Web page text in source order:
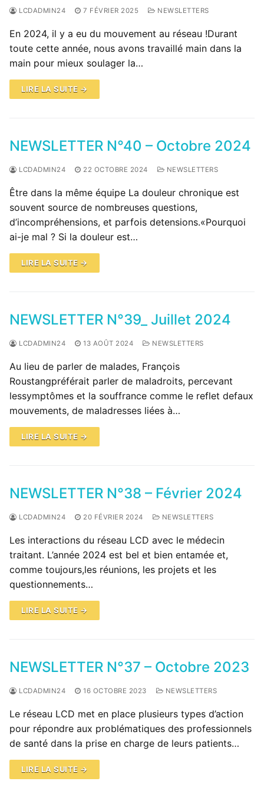
LCDADMIN24 7 FÉVRIER 2025 NEWSLETTERS
En 2024, il y a eu du mouvement au réseau !Durant
toute cette année, nous avons travaillé main dans la
main pour mieux soulager la…
LIRE LA SUITE →
NEWSLETTER N°40 – Octobre 2024
LCDADMIN24 22 OCTOBRE 2024 NEWSLETTERS
Être dans la même équipe La douleur chronique est
souvent source de nombreuses questions,
d’incompréhensions, et parfois detensions.«Pourquoi
ai-je mal ? Si la douleur est…
LIRE LA SUITE →
NEWSLETTER N°39_ Juillet 2024
LCDADMIN24 13 AOÛT 2024 NEWSLETTERS
Au lieu de parler de malades, François
Roustangpréférait parler de maladroits, percevant
lessymptômes et la souffrance comme le reflet defaux
mouvements, de maladresses liées à…
LIRE LA SUITE →
NEWSLETTER N°38 – Février 2024
LCDADMIN24 20 FÉVRIER 2024 NEWSLETTERS
Les interactions du réseau LCD avec le médecin
traitant. L’année 2024 est bel et bien entamée et,
comme toujours,les réunions, les projets et les
questionnements…
LIRE LA SUITE →
NEWSLETTER N°37 – Octobre 2023
LCDADMIN24 16 OCTOBRE 2023 NEWSLETTERS
Le réseau LCD met en place plusieurs types d’action
pour répondre aux problématiques des professionnels
de santé dans la prise en charge de leurs patients…
LIRE LA SUITE →